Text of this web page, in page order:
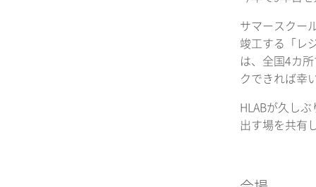
サマースクー
竣工する「レ
は、全国4カ
クできれば幸
HLABが久し
出す場を共有